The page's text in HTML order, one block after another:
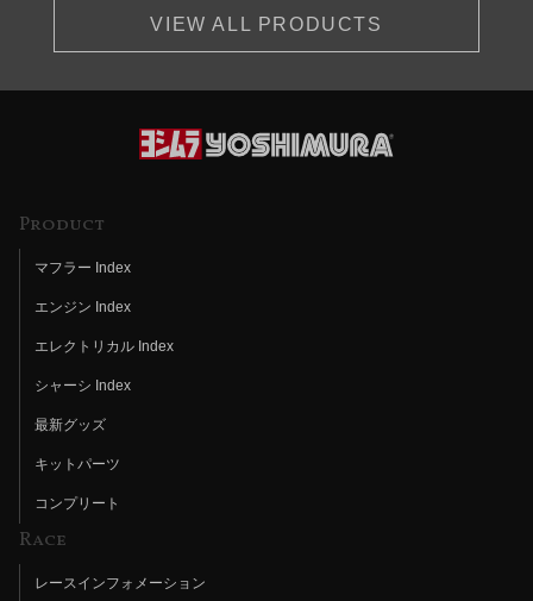
VIEW ALL PRODUCTS
Product
マフラー Index
エンジン Index
エレクトリカル Index
シャーシ Index
最新グッズ
キットパーツ
コンプリート
Race
レースインフォメーション